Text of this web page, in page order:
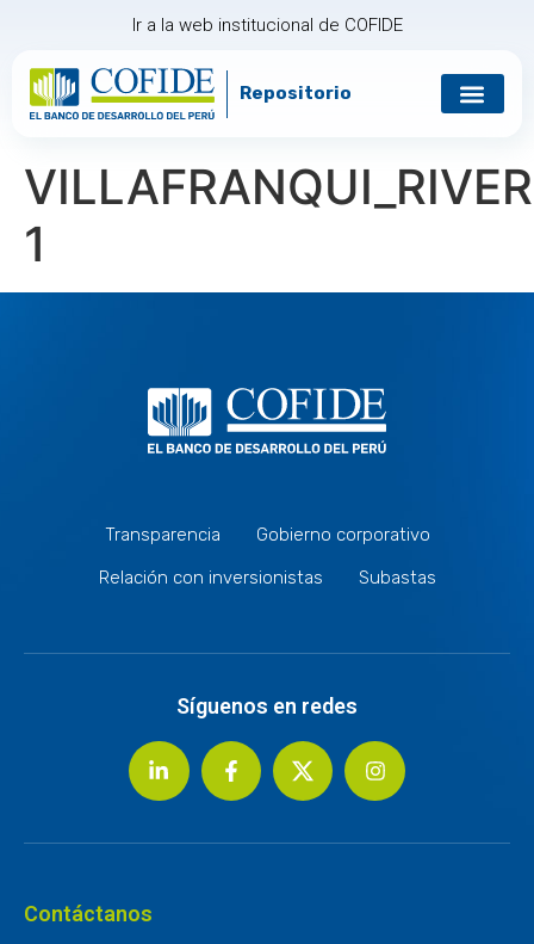
Ir a la web institucional de COFIDE
Repositorio
1
Transparencia
Gobierno corporativo
Relación con inversionistas
Subastas
Síguenos en redes
Contáctanos